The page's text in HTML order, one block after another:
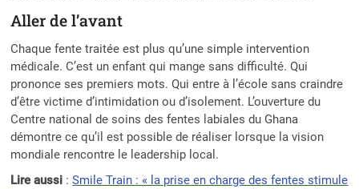
Aller de l’avant
Chaque fente traitée est plus qu’une simple intervention
médicale. C’est un enfant qui mange sans difficulté. Qui
prononce ses premiers mots. Qui entre à l’école sans craindre
d’être victime d’intimidation ou d’isolement. L’ouverture du
Centre national de soins des fentes labiales du Ghana
démontre ce qu’il est possible de réaliser lorsque la vision
mondiale rencontre le leadership local.
Lire aussi :Smile Train : « la prise en charge des fentes stimule